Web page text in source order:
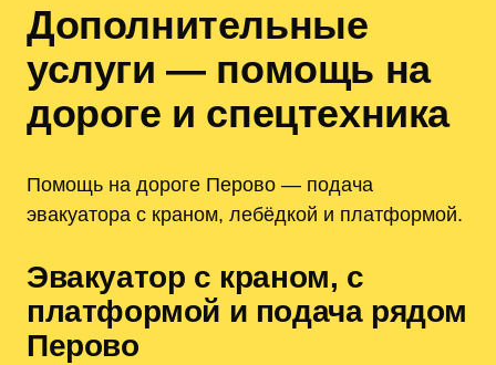
Дополнительные
услуги — помощь на
дороге и спецтехника
Помощь на дороге Перово — подача
эвакуатора с краном, лебёдкой и платформой.
Эвакуатор с краном, с
платформой и подача рядом
Перово